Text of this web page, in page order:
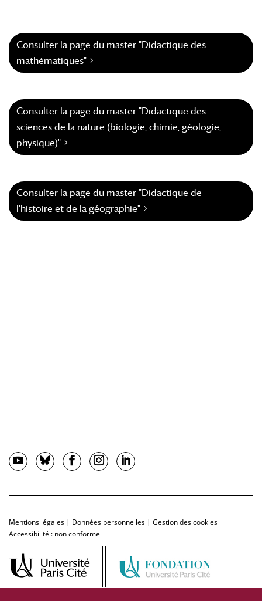
Consulter la page du master "Didactique des
mathématiques"
Consulter la page du master "Didactique des
sciences de la nature (biologie, chimie, géologie,
physique)"
Consulter la page du master "Didactique de
l'histoire et de la géographie"
Mentions légales | Données personnelles | Gestion des cookies
Accessibilité : non conforme